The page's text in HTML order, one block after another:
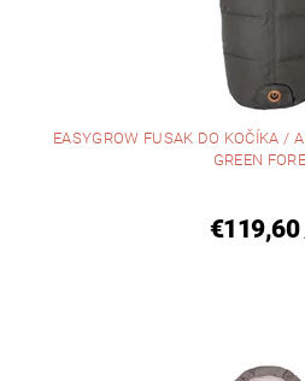
EASYGROW FUSAK DO KOČÍKA /
GREEN
€119,60